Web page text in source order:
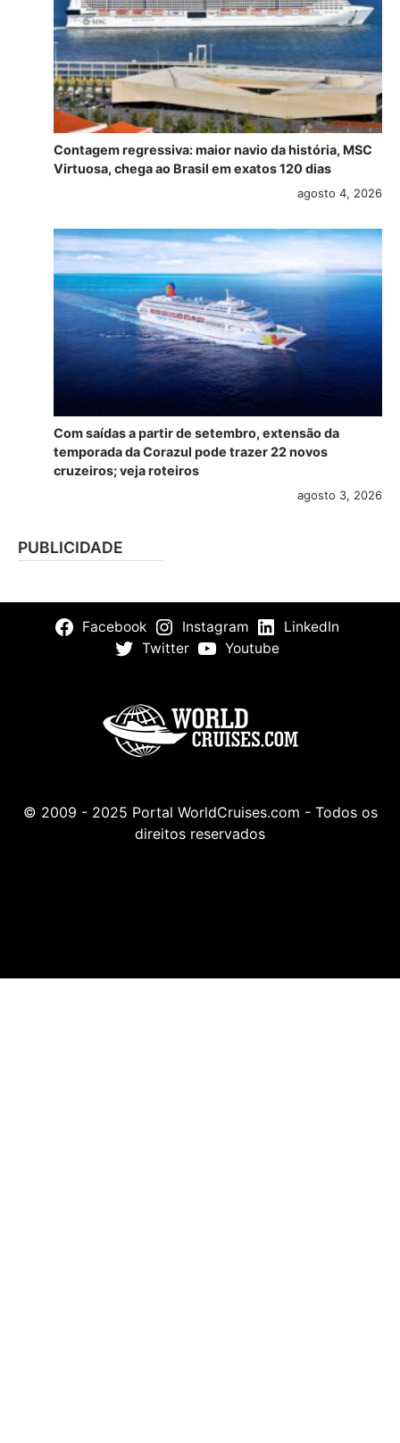
Contagem regressiva: maior navio da história, MSC
Virtuosa, chega ao Brasil em exatos 120 dias
agosto 4, 2026
Com saídas a partir de setembro, extensão da
temporada da Corazul pode trazer 22 novos
cruzeiros; veja roteiros
agosto 3, 2026
PUBLICIDADE
Facebook Instagram
LinkedIn
Twitter
Youtube
© 2009 - 2025 Portal WorldCruises.com - Todos os
direitos reservados